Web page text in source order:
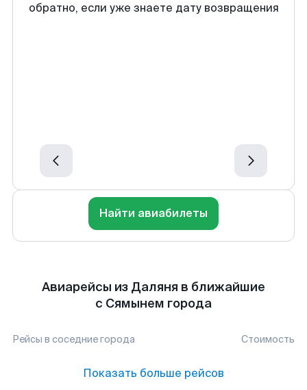
обратно, если уже знаете дату возвращения
Найти авиабилеты
Авиарейсы из Даляня в ближайшие
с Сямынем города
Рейсы в соседние города Стоимость
Показать больше рейсов